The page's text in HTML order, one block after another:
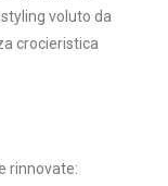
voluto da
crocieristica
rinnovate: